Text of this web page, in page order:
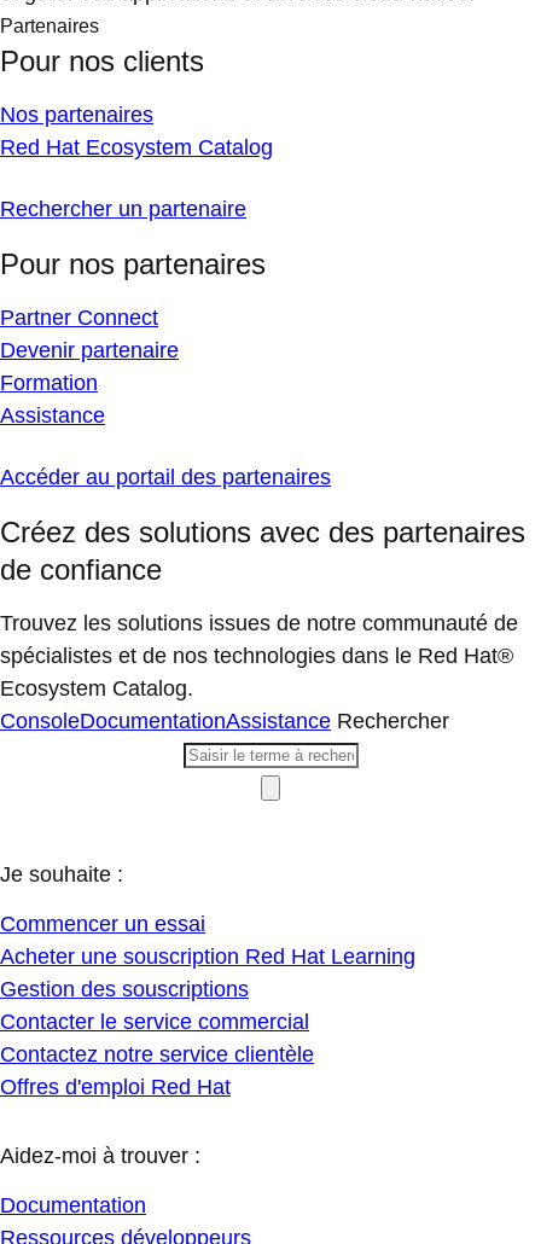
Partenaires
Pour nos clients
Nos partenaires
Red Hat Ecosystem Catalog
Rechercher un partenaire
Pour nos partenaires
Partner Connect
Devenir partenaire
Formation
Assistance
Accéder au portail des partenaires
Créez des solutions avec des partenaires
de confiance
Trouvez les solutions issues de notre communauté de
spécialistes et de nos technologies dans le Red Hat®
Ecosystem Catalog.
ConsoleDocumentationAssistance Rechercher
Je souhaite :
Commencer un essai
Acheter une souscription Red Hat Learning
Gestion des souscriptions
Contacter le service commercial
Contactez notre service clientèle
Offres d'emploi Red Hat
Aidez-moi à trouver :
Documentation
Ressources développeurs